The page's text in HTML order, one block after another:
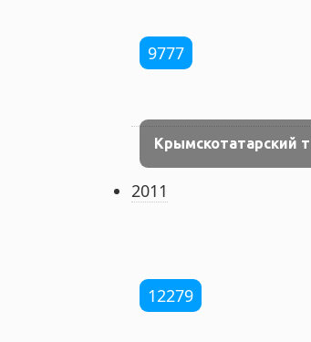
9777
Крымскотатарский
2011
12279